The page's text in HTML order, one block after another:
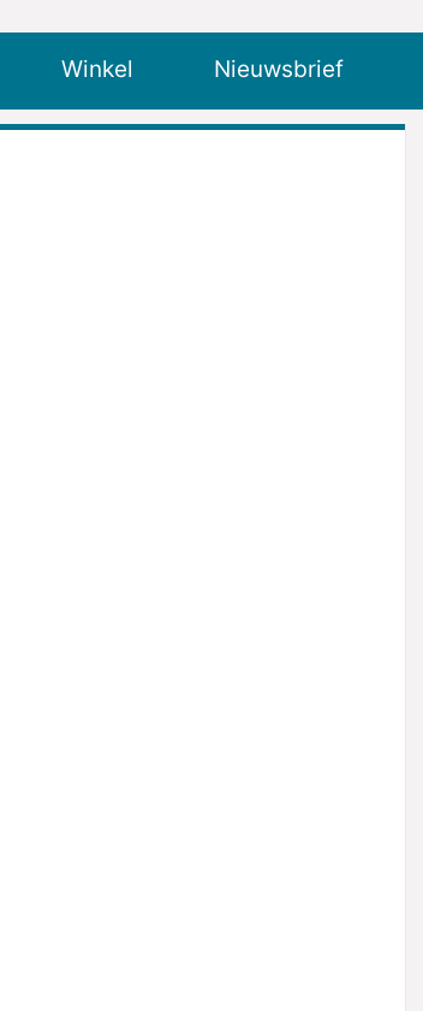
Winkel
Nieuwsbrief